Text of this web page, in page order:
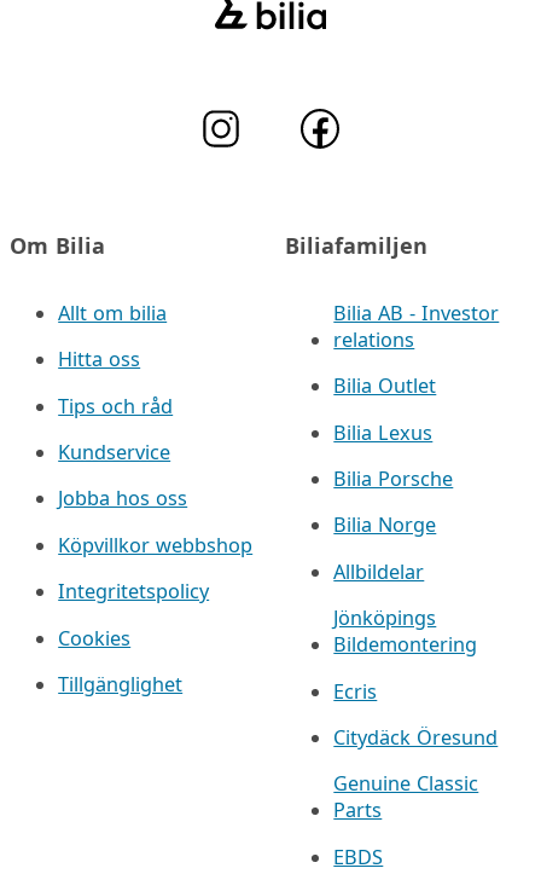
Om Bilia
Allt om bilia
Hitta oss
Tips och råd
Kundservice
Jobba hos oss
Köpvillkor webbshop
Integritetspolicy
Cookies
Tillgänglighet
Biliafamiljen
Bilia AB - Investor
relations
Bilia Outlet
Bilia Lexus
Bilia Porsche
Bilia Norge
Allbildelar
Jönköpings
Bildemontering
Ecris
Citydäck Öresund
Genuine Classic
Parts
EBDS